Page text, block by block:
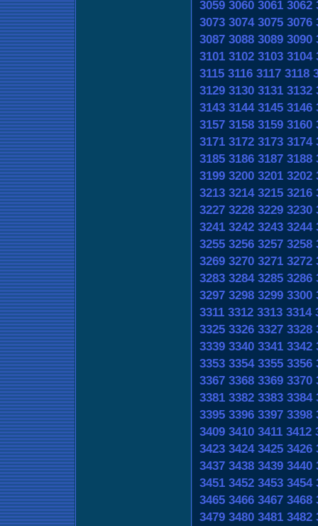
3059 3060 3061 3062
3073 3074 3075 3076
3087 3088 3089 3090
3101 3102 3103 3104
3115 3116 3117 3118
3129 3130 3131 3132
3143 3144 3145 3146
3157 3158 3159 3160
3171 3172 3173 3174
3185 3186 3187 3188
3199 3200 3201 3202
3213 3214 3215 3216
3227 3228 3229 3230
3241 3242 3243 3244
3255 3256 3257 3258
3269 3270 3271 3272
3283 3284 3285 3286
3297 3298 3299 3300
3311 3312 3313 3314
3325 3326 3327 3328
3339 3340 3341 3342
3353 3354 3355 3356
3367 3368 3369 3370
3381 3382 3383 3384
3395 3396 3397 3398
3409 3410 3411 3412
3423 3424 3425 3426
3437 3438 3439 3440
3451 3452 3453 3454
3465 3466 3467 3468
3479 3480 3481 3482